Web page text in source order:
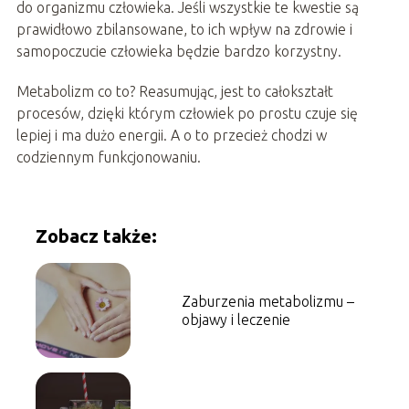
do organizmu człowieka. Jeśli wszystkie te kwestie są
prawidłowo zbilansowane, to ich wpływ na zdrowie i
samopoczucie człowieka będzie bardzo korzystny.
Metabolizm co to? Reasumując, jest to całokształt
procesów, dzięki którym człowiek po prostu czuje się
lepiej i ma dużo energii. A o to przecież chodzi w
codziennym funkcjonowaniu.
Zobacz także:
Zaburzenia metabolizmu –
objawy i leczenie